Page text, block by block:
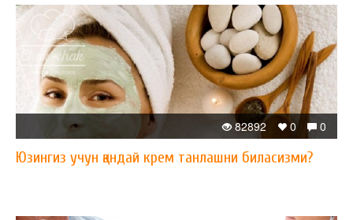
0
0
82892
Юзингиз учун қандай крем танлашни биласизми?